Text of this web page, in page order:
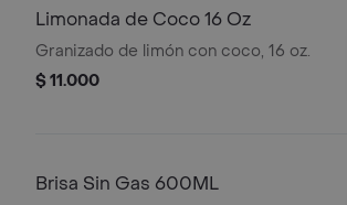
Limonada de Coco 16 Oz
Granizado de limón con coco, 16 oz.
$ 11.000
Brisa Sin Gas 600ML